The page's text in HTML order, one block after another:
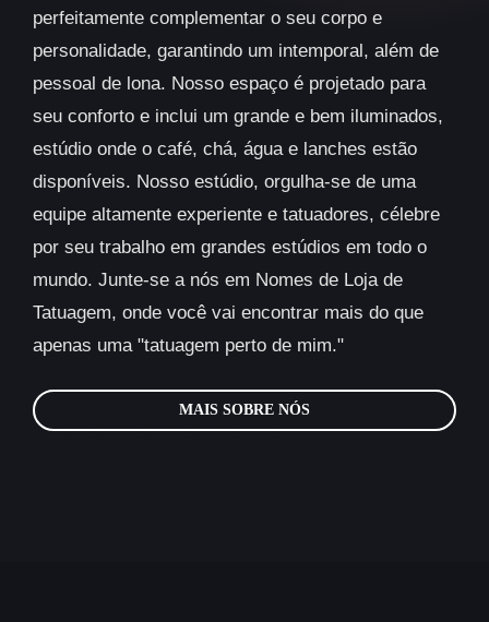
perfeitamente complementar o seu corpo e
personalidade, garantindo um intemporal, além de
pessoal de lona. Nosso espaço é projetado para
seu conforto e inclui um grande e bem iluminados,
estúdio onde o café, chá, água e lanches estão
disponíveis. Nosso estúdio, orgulha-se de uma
equipe altamente experiente e tatuadores, célebre
por seu trabalho em grandes estúdios em todo o
mundo. Junte-se a nós em Nomes de Loja de
Tatuagem, onde você vai encontrar mais do que
apenas uma "tatuagem perto de mim."
MAIS SOBRE NÓS